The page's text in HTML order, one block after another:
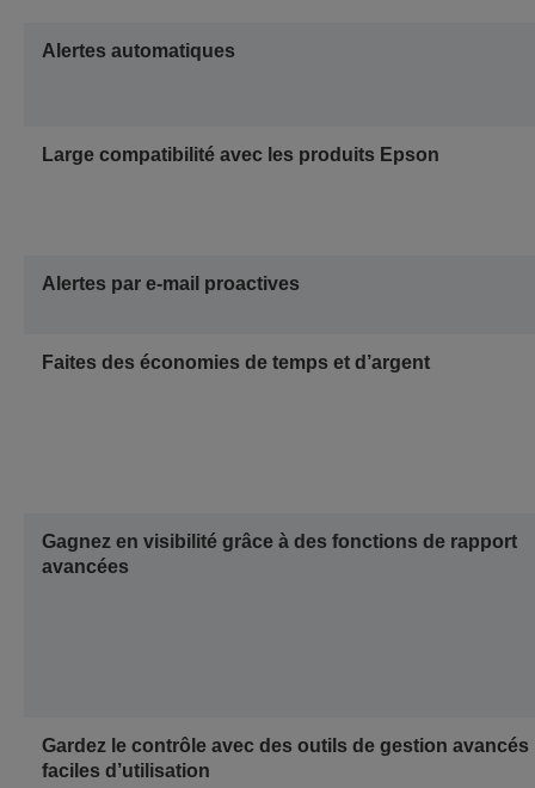
Alertes automatiques
Large compatibilité avec les produits Epson
Alertes par e-mail proactives
Faites des économies de temps et d’argent
Gagnez en visibilité grâce à des fonctions de rapport
avancées
Gardez le contrôle avec des outils de gestion avancés
faciles d’utilisation